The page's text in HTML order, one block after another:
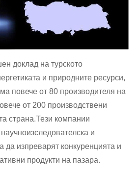
доклад на турското
и природните ресурси,
повече от 80 производителя на
от 200 производствени
страна.Тези компании
и
да изпреварят конкуренцията и
продукти на пазара.